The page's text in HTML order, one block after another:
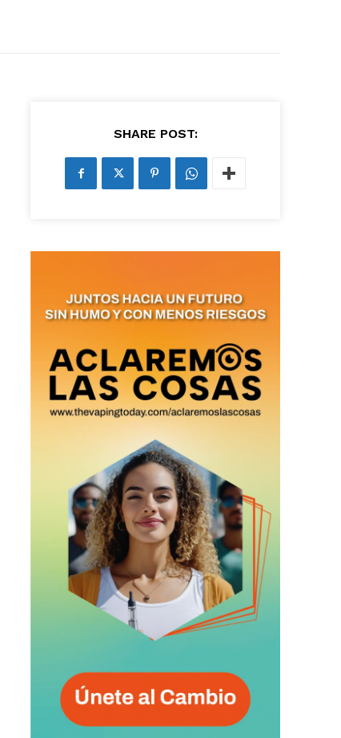
y recibe todas las
daños en tu correo
all the news
SUBSCRIBIRSE
SHARE POST: